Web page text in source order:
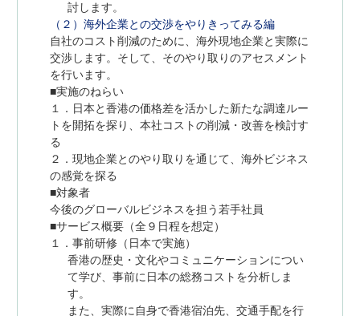
討します。
（２）海外企業との交渉をやりきってみる編
自社のコスト削減のために、海外現地企業と実際に
交渉します。そして、そのやり取りのアセスメント
を行います。
■実施のねらい
１．日本と香港の価格差を活かした新たな調達ルー
トを開拓を探り、本社コストの削減・改善を検討す
る
２．現地企業とのやり取りを通じて、海外ビジネス
の感覚を探る
■対象者
今後のグローバルビジネスを担う若手社員
■サービス概要（全９日程を想定）
１．事前研修（日本で実施）
香港の歴史・文化やコミュニケーションについ
て学び、事前に日本の総務コストを分析しま
す。
また、実際に自身で香港宿泊先、交通手配を行